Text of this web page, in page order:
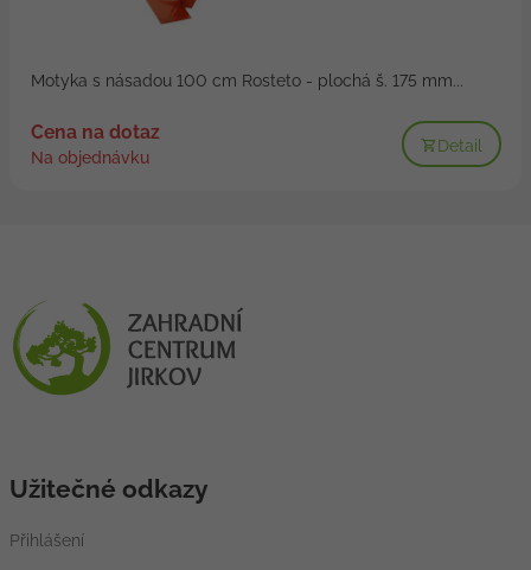
Motyka s násadou 100 cm Rosteto - plochá š. 175 mm...
Cena na dotaz
Na objednávku
Detail
Užitečné odkazy
Přihlášení